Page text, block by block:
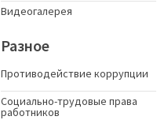
Видеогалерея
Разное
Противодействие коррупции
Социально-трудовые права
работников